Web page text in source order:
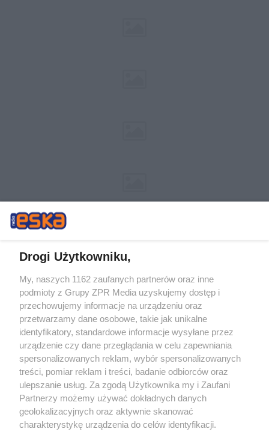
Żaden utwór zamieszczony w serwisie nie może być powielany i
rozpowszechniany lub dalej rozpowszechniany w jakikolwiek sposób (w
tym także elektroniczny lub mechaniczny) na jakimkolwiek polu
eksploatacji w jakiejkolwiek formie, włącznie z umieszczaniem w
Internecie bez pisemnej zgody właściciela praw. Jakiekolwiek użycie lub
wykorzystanie utworów w całości lub w części z naruszeniem prawa,
tzn. bez właściwej zgody, jest zabronione pod groźbą kary i może być
ścigane prawnie.
Drogi Użytkowniku,
My, naszych 1162 zaufanych partnerów oraz inne
podmioty z Grupy ZPR Media uzyskujemy dostęp i
przechowujemy informacje na urządzeniu oraz
przetwarzamy dane osobowe, takie jak unikalne
identyfikatory, standardowe informacje wysyłane przez
urządzenie czy dane przeglądania w celu zapewniania
spersonalizowanych reklam, wybór spersonalizowanych
treści, pomiar reklam i treści, badanie odbiorców oraz
ulepszanie usług. Za zgodą Użytkownika my i Zaufani
Partnerzy możemy używać dokładnych danych
geolokalizacyjnych oraz aktywnie skanować
charakterystykę urządzenia do celów identyfikacji.